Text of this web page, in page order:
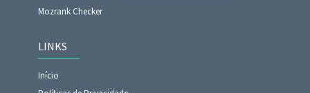
Mozrank Checker
LINKS
Início